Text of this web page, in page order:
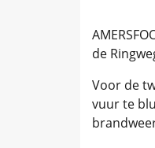
de
Voor de
vuur te